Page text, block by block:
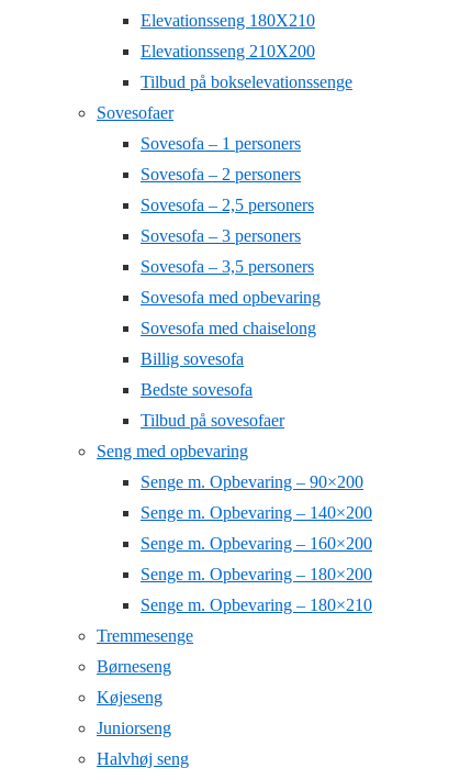
Elevationsseng 180X210
Elevationsseng 210X200
Tilbud på bokselevationssenge
Sovesofaer
Sovesofa – 1 personers
Sovesofa – 2 personers
Sovesofa – 2,5 personers
Sovesofa – 3 personers
Sovesofa – 3,5 personers
Sovesofa med opbevaring
Sovesofa med chaiselong
Billig sovesofa
Bedste sovesofa
Tilbud på sovesofaer
Seng med opbevaring
Senge m. Opbevaring – 90×200
Senge m. Opbevaring – 140×200
Senge m. Opbevaring – 160×200
Senge m. Opbevaring – 180×200
Senge m. Opbevaring – 180×210
Tremmesenge
Børneseng
Køjeseng
Juniorseng
Halvhøj seng